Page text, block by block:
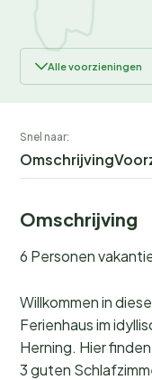
Alle voorzieningen
Snel naar:
Omschrijving
Omschrijving
6 Personen
Willkommen in
Ferienhaus im
Herning. Hier
3 guten